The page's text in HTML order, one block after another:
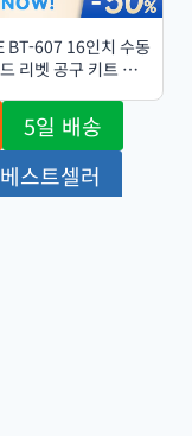
BT-607 16인치 수동
리벳 공구 키트 리
M6/M8/M10/M12
5일 배송
베스트셀러